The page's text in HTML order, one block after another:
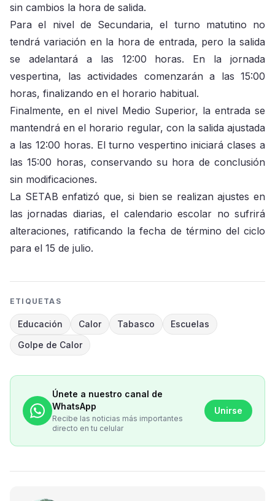
sin cambios la hora de salida.
Para el nivel de Secundaria, el turno matutino no
tendrá variación en la hora de entrada, pero la salida
se adelantará a las 12:00 horas. En la jornada
vespertina, las actividades comenzarán a las 15:00
horas, finalizando en el horario habitual.
Finalmente, en el nivel Medio Superior, la entrada se
mantendrá en el horario regular, con la salida ajustada
a las 12:00 horas. El turno vespertino iniciará clases a
las 15:00 horas, conservando su hora de conclusión
sin modificaciones.
La SETAB enfatizó que, si bien se realizan ajustes en
las jornadas diarias, el calendario escolar no sufrirá
alteraciones, ratificando la fecha de término del ciclo
para el 15 de julio.
ETIQUETAS
Educación Calor Tabasco
Escuelas
Golpe de Calor
Únete a nuestro canal de
WhatsApp
Recibe las noticias más importantes
directo en tu celular
Unirse